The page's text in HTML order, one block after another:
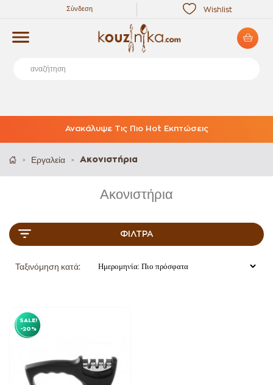
Wishlist
Σύνδεση
Ανακάλυψε Τις Πιο Hot Εκπτώσεις
> Εργαλεία > Ακονιστήρια
Ακονιστήρια
ΦΊΛΤΡΑ
Ταξινόμηση κατά:
SALE!
-20%